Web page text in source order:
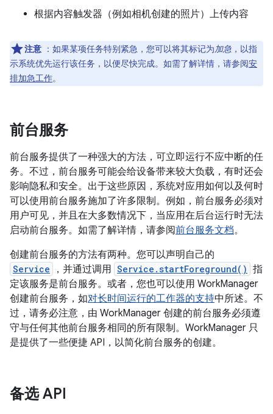
根据内容触发器（例如相机创建的照片）上传内容
注意 ：如果某项任务特别紧急，您可以将其标记为加急 ，以指
示系统优先运行该任务，以便尽快完成。如需了解详情，请参阅安
排加急工作。
前台服务
前台服务提供了一种强大的方法，可立即运行不应中断的任
务。不过，前台服务可能会给设备带来较大负载，有时还会
影响隐私和安全。出于这些原因，系统对应用如何以及何时
可以使用前台服务施加了许多限制。例如，前台服务必须对
用户可见，并且在大多数情况下，当应用在后台运行时无法
启动前台服务。如需了解详情，请参阅前台服务文档。
创建前台服务的方法有两种。您可以声明自己的
Service ，并通过调用 Service.startForeground() 指
定该服务是前台服务。或者，您也可以使用 WorkManager
创建前台服务，如对长时间运行的工作器的支持中所述。不
过，请务必注意，由 WorkManager 创建的前台服务必须遵
守与任何其他前台服务相同的所有限制。WorkManager 只
是提供了一些便捷 API，以简化前台服务的创建。
备选 API